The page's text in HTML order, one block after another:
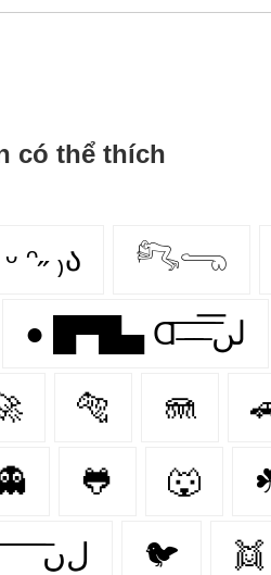
có thể thích
ᵔ˶ ₎ა 𓀐𓂸
● █▀█▄ Ɑ͞ ̶͞ ̶͞ ̶͞ لں͞
🐅 🪼
🐸 🐺
{(ᶅ͒)} Ɑ͞ ͞ ͞ ͞ ͞ ﻝﮞ 🐦‍ 👯‍